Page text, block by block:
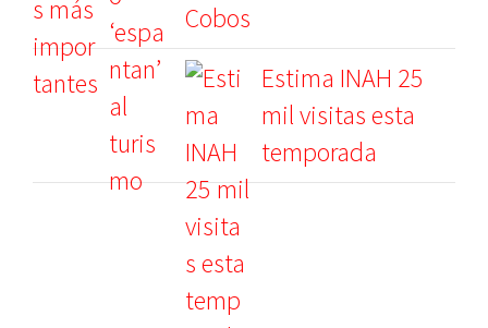
Cobos
Estima INAH 25
mil visitas esta
temporada